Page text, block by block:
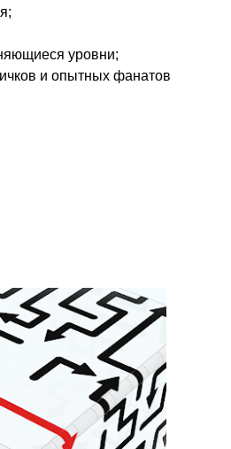
уровни;
и опытных фанатов